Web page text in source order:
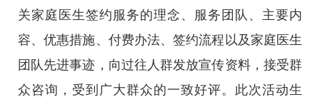
关家庭医生签约服务的理念、服务团队、主要内
容、优惠措施、付费办法、签约流程以及家庭医生
团队先进事迹，向过往人群发放宣传资料，接受群
众咨询，受到广大群众的一致好评。此次活动生